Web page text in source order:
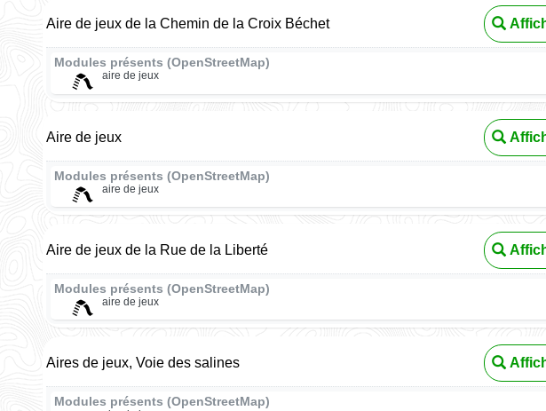
Aire de jeux de la Chemin de la Croix Béchet
Modules présents (OpenStreetMap)
aire de jeux
Aire de jeux
Modules présents (OpenStreetMap)
aire de jeux
Aire de jeux de la Rue de la Liberté
Modules présents (OpenStreetMap)
aire de jeux
Aires de jeux, Voie des salines
Modules présents (OpenStreetMap)